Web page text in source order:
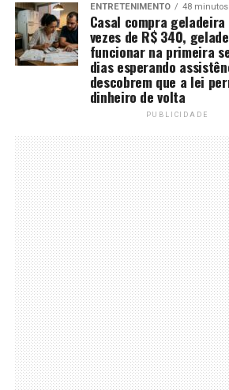
ENTRETENIMENTO 48 minutos
Casal compra
vezes de R$ 340,
funcionar na primeira
dias esperando
descobrem que a lei
dinheiro de volta
PUBLICIDADE